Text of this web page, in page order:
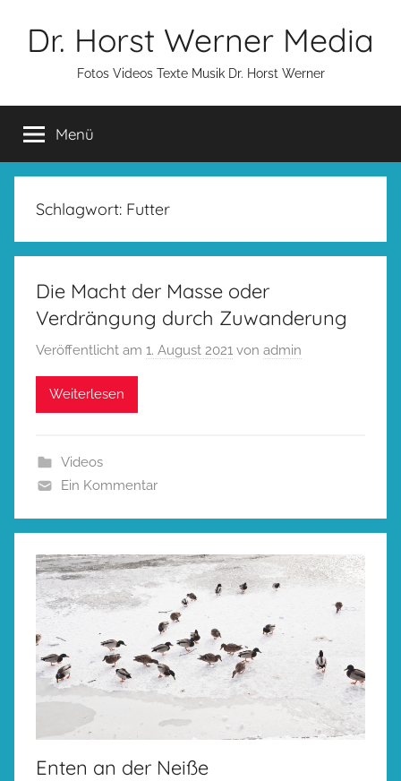
InhaltDr. Horst Werner Media
Fotos Videos Texte Musik Dr. Horst Werner
Menü
Schlagwort: Futter
Die Macht der Masse oder
Verdrängung durch Zuwanderung
Veröffentlicht am 1. August 2021 von admin
Weiterlesen
Videos
Ein Kommentar
Enten an der Neiße